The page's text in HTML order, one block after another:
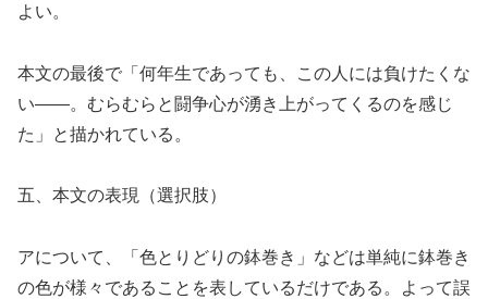
よい。
本文の最後で「何年生であっても、この人には負けたくな
い――。むらむらと闘争心が湧き上がってくるのを感じ
た」と描かれている。
五、本文の表現（選択肢）
アについて、「色とりどりの鉢巻き」などは単純に鉢巻き
の色が様々であることを表しているだけである。よって誤